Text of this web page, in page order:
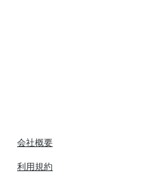
​会社概要
​利用規約